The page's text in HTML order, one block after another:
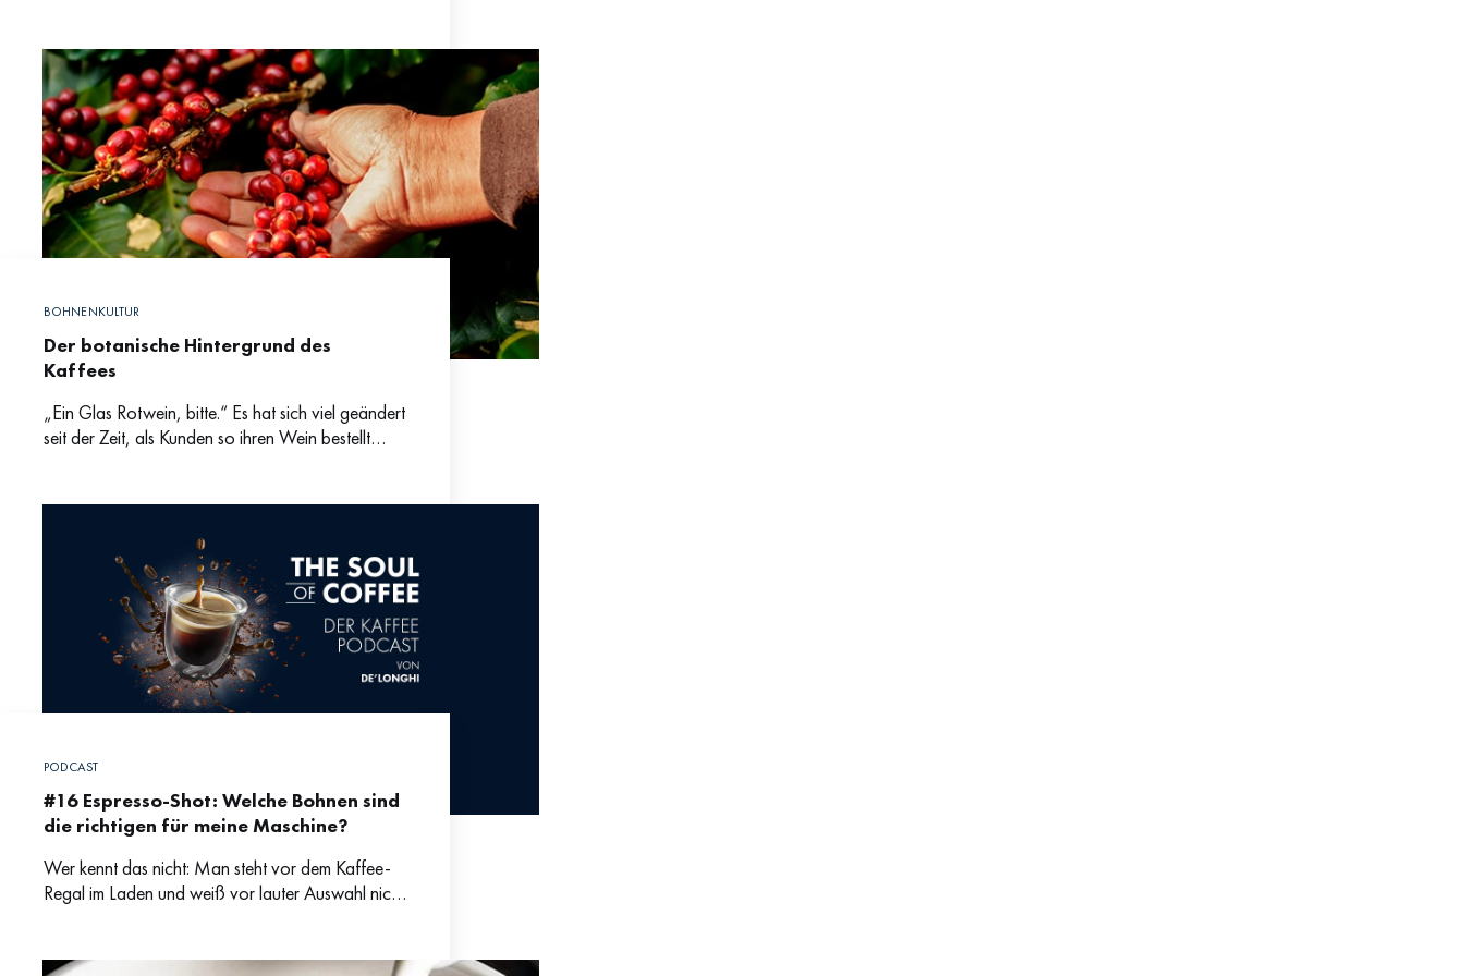
BOHNENKULTUR
Der botanische Hintergrund des
Kaffees
„Ein Glas Rotwein, bitte.“ Es hat sich viel geändert
seit der Zeit, als Kunden so ihren Wein bestellt
PODCAST
#16 Espresso-Shot: Welche Bohnen sind
die richtigen für meine Maschine?
Wer kennt das nicht: Man steht vor dem Kaffee-
Regal im Laden und weiß vor lauter Auswahl nicht